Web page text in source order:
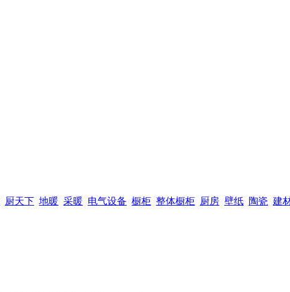
厨天下 地暖 采暖 电气设备 橱柜 整体橱柜 厨房 壁纸 陶瓷 建